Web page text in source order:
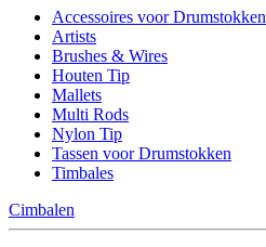
Accessoires voor Drumstokken
Artists
Brushes & Wires
Houten Tip
Mallets
Multi Rods
Nylon Tip
Tassen voor Drumstokken
Timbales
Cimbalen